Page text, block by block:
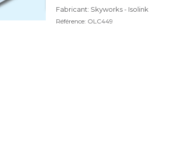
Fabricant: Skyworks - Isolink
Référence: OLC449